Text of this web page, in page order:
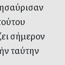
σήμερον
ταύτην